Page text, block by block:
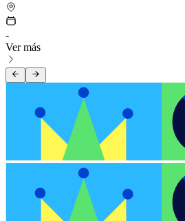
-
Ver más